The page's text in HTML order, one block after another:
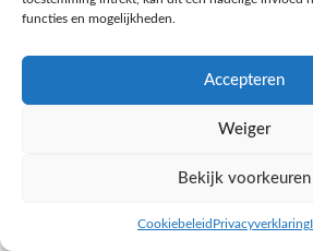
functies en mogelijkheden.
Accepteren
Weiger
Bekijk voorkeuren
Cookiebeleid Privacyverklaring